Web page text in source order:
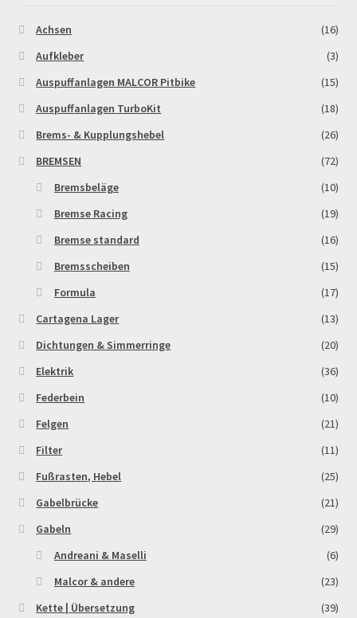
Achsen
(16)
Aufkleber
(3)
Auspuffanlagen MALCOR Pitbike
(15)
Auspuffanlagen TurboKit
(18)
Brems- & Kupplungshebel
(26)
BREMSEN
(72)
Bremsbeläge
(10)
Bremse Racing
(19)
Bremse standard
(16)
Bremsscheiben
(15)
Formula
(17)
Cartagena Lager
(13)
Dichtungen & Simmerringe
(20)
Elektrik
(36)
Federbein
(10)
Felgen
(21)
Filter
(11)
Fußrasten, Hebel
(25)
Gabelbrücke
(21)
Gabeln
(29)
Andreani & Maselli
(6)
Malcor & andere
(23)
Kette | Übersetzung
(39)